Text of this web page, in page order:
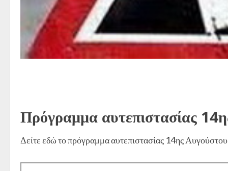
Πρόγραμμα αυτεπιστασίας
Δείτε εδώ το πρόγραμμα αυτεπιστασίας 14ης